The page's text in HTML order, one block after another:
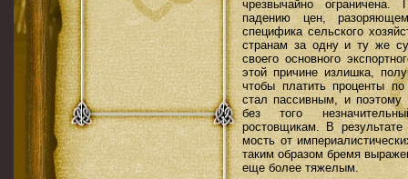
чрезвычайно ограничена.
падению цен,
специфика сельского
странам за одну и ту же
своего основного
этой причине излишка,
чтобы платить проценты
стал пассивным, и
без того
ростовщикам. В
мость от
таким образом бремя
еще более тяжелым.